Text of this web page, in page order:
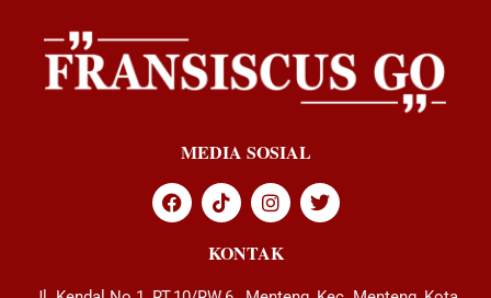
MEDIA SOSIAL
KONTAK